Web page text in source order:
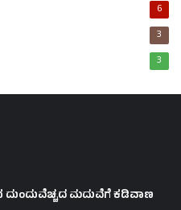
6
3
3
ದುಂದುವೆಚ್ಚದ ಮದುವೆಗೆ ಕಡಿವಾಣ